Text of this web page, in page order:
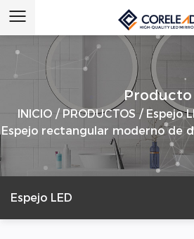
Producto
INICIO/ PRODUCTOS / Espejo
Espejo rectangular moderno de
Espejo LED